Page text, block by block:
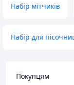
Набір мітчиків
Набір для
Покупцям